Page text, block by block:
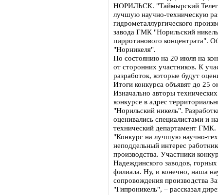
НОРИЛЬСК. "Таймырский
лучшую научно-техническую
гидрометаллургического
завода ГМК "Норильский
пирротинового концентрата".
"Норникеля".
По состоянию на 20 июля на
от сторонних участников. К
разработок, которые будут
Итоги конкурса объявят до 25
Изначально авторы
конкурсе в адрес
"Норильский никель".
оценивались специалистами и
технический департамент ГМК.
"Конкурс на лучшую научно-
неподдельный интерес
производства. Участники
Надеждинского заводов,
филиала. Ну, и конечно, наша
сопровождения производства
"Гипроникель", – рассказал